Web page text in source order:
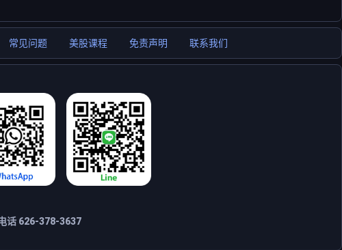
常见问题 美股课程 免责声明 联系我们
话 626-378-3637